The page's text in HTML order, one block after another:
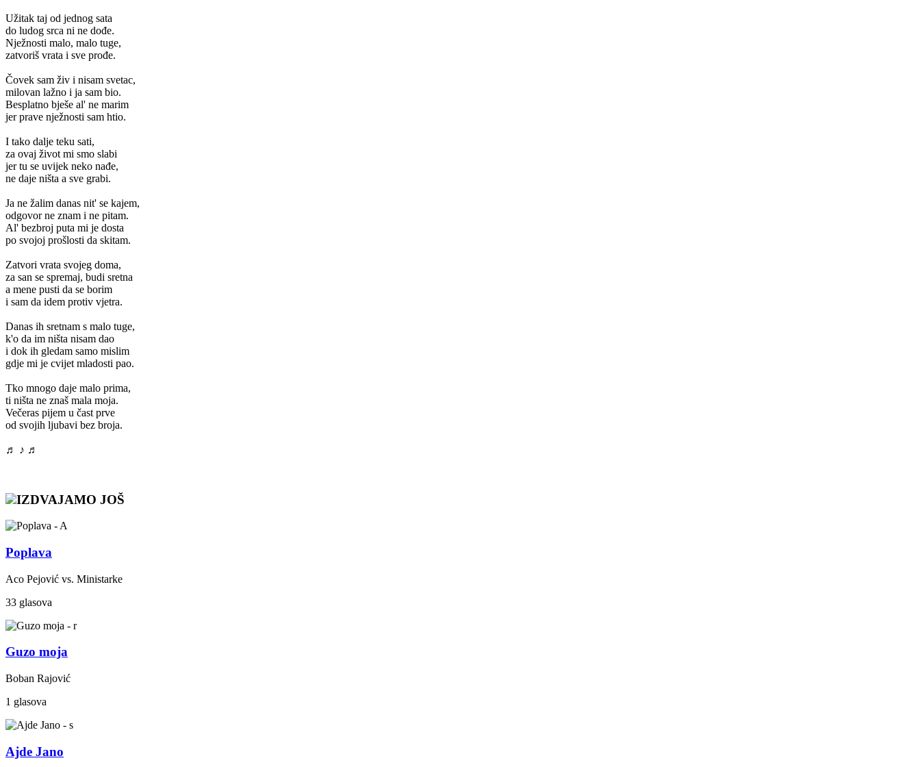
Užitak taj od jednog sata
do ludog srca ni ne dođe.
Nježnosti malo, malo tuge,
zatvoriš vrata i sve prođe.
Čovek sam živ i nisam svetac,
milovan lažno i ja sam bio.
Besplatno bješe al' ne marim
jer prave nježnosti sam htio.
I tako dalje teku sati,
za ovaj život mi smo slabi
jer tu se uvijek neko nađe,
ne daje ništa a sve grabi.
Ja ne žalim danas nit' se kajem,
odgovor ne znam i ne pitam.
Al' bezbroj puta mi je dosta
po svojoj prošlosti da skitam.
Zatvori vrata svojeg doma,
za san se spremaj, budi sretna
a mene pusti da se borim
i sam da idem protiv vjetra.
Danas ih sretnam s malo tuge,
k'o da im ništa nisam dao
i dok ih gledam samo mislim
gdje mi je cvijet mladosti pao.
Tko mnogo daje malo prima,
ti ništa ne znaš mala moja.
Večeras pijem u čast prve
od svojih ljubavi bez broja.
♬ ♪ ♬
IZDVAJAMO JOŠ
Poplava
Aco Pejović vs. Ministarke
33 glasova
Guzo moja
Boban Rajović
1 glasova
Ajde Jano